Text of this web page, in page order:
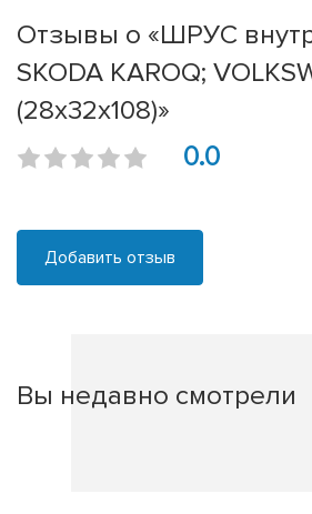
Отзывы о «ШРУС
SKODA KAROQ;
(28х32х108)»
0.0
Добавить отзыв
Вы недавно смотрели